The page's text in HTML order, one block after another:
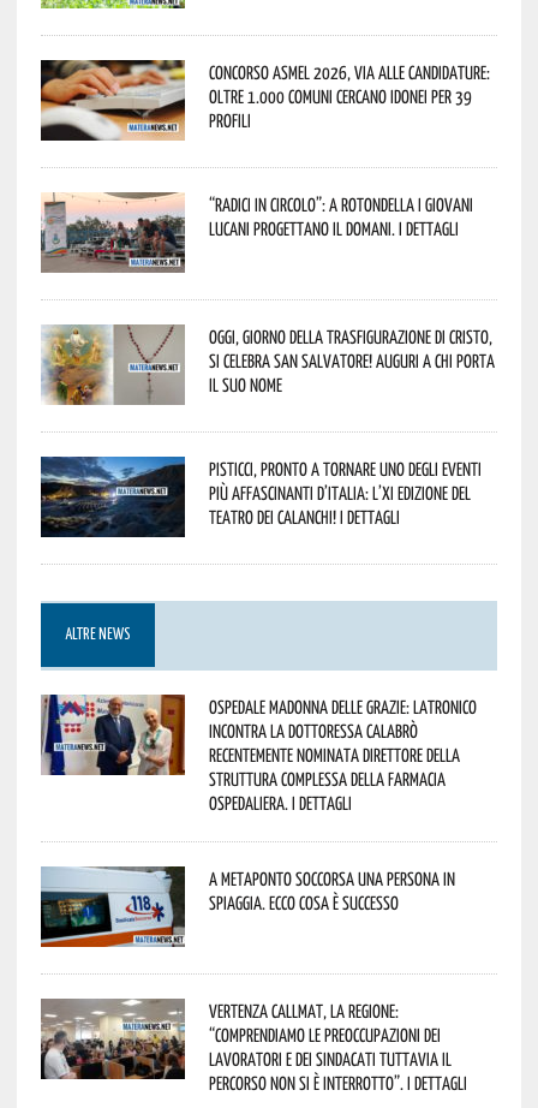
Concorso Asmel 2026, via alle candidature:
oltre 1.000 Comuni cercano idonei per 39
profili
“Radici in Circolo”: a Rotondella i giovani
lucani progettano il domani. I dettagli
Oggi, giorno della Trasfigurazione di Cristo,
si celebra San Salvatore! Auguri a chi porta
il suo nome
Pisticci, pronto a tornare uno degli eventi
più affascinanti d’Italia: l’XI edizione del
Teatro dei Calanchi! I dettagli
ALTRE NEWS
Ospedale Madonna delle Grazie: Latronico
incontra la dottoressa Calabrò
recentemente nominata Direttore della
Struttura Complessa della Farmacia
Ospedaliera. I dettagli
A Metaponto soccorsa una persona in
spiaggia. Ecco cosa è successo
Vertenza CallMat, la Regione:
“comprendiamo le preoccupazioni dei
lavoratori e dei sindacati tuttavia il
percorso non si è interrotto”. I dettagli